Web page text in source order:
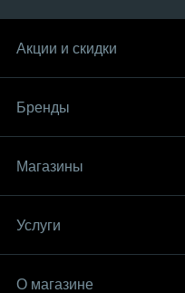
Акции и скидки
Бренды
Магазины
Услуги
О магазине